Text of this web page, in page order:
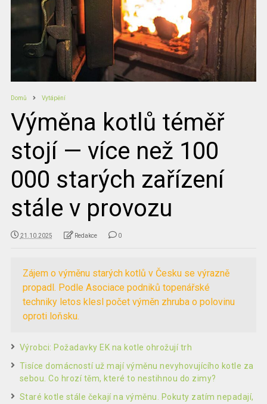
Domů Vytápění
Výměna kotlů téměř
stojí — více než 100
000 starých zařízení
stále v provozu
21.10.2025 Redakce 0
Zájem o výměnu starých kotlů v Česku se výrazně
propadl. Podle Asociace podniků topenářské
techniky letos klesl počet výměn zhruba o polovinu
oproti loňsku.
Výrobci: Požadavky EK na kotle ohrožují trh
Tisíce domácností už mají výměnu nevyhovujícího kotle za
sebou. Co hrozí těm, které to nestihnou do zimy?
Staré kotle stále čekají na výměnu. Pokuty zatím nepadají,